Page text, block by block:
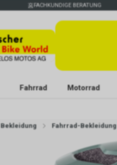
FACHKUNDIGE BERATUNG
Fahrrad Motorrad
Bekleidung Fahrrad-Bekleidung